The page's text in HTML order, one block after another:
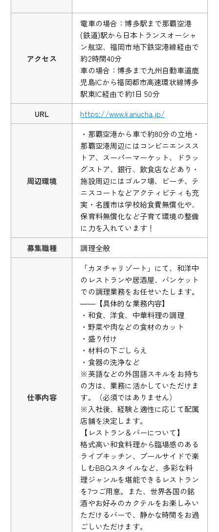
アクセス
電車の場合：博多駅まで那覇空港
(鉄道)駅から日本トランスオーシャ
ン航空、福岡市地下鉄空港線経由で
約2時間40分
車の場合：博多まで九州自動車道鹿
児島ICから福岡都市高速環状線博多
駅東IC経由で約1日 50分
URL
https://www.kanucha.jp/
周辺環境
・那覇空港から車で約80分の立地・
那覇空港周辺にはコンビニエンスス
トア、スーパーマーケット、ドラッ
グストア、銀行、飲食店などあり・
施設周辺にはゴルフ場、ビーチ、テ
ニスコートなどアクティビティも充
実・名護市は学校給食費無償化や、
保育料無償化など子育て環境の整備
に力を入れています！
募集職種
調理全般
仕事内容
「カヌチャリゾート」にて、和洋中
のレストランや居酒屋、バンケット
での調理業務をお任せいたします。
――【具体的な業務内容】
・和食、洋食、中華料理の調理
・野菜や肉などの食材のカット
・盛り付け
・材料の下ごしらえ
・食器の洗浄など
※英語などの外国語スキルをお持ち
の方は、業務に活かしていただけま
す。（必須ではありません）
※入社後、経験と適性に応じて配属
店舗を決定します。
【レストラン＆バーについて】
格式高い和食料理から臨場感のある
ライブキッチン、プールサイドで楽
しむBBQスタイルなど、多彩な料
理ジャンルを堪能できるレストラン
を7つご用意。また、世界各国の銘
酒やお好みのカクテルをお楽しみい
ただけるバーで、静かな時間をお過
ごしいただけます。